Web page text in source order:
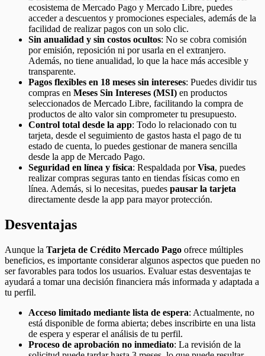
ecosistema de Mercado Pago y Mercado Libre, puedes
acceder a descuentos y promociones especiales, además de la
facilidad de realizar pagos con un solo clic.
Sin anualidad y sin costos ocultos: No se cobra comisión
por emisión, reposición ni por usarla en el extranjero.
Además, no tiene anualidad, lo que la hace más accesible y
transparente.
Pagos flexibles en 18 meses sin intereses: Puedes dividir tus
compras en Meses Sin Intereses (MSI) en productos
seleccionados de Mercado Libre, facilitando la compra de
productos de alto valor sin comprometer tu presupuesto.
Control total desde la app: Todo lo relacionado con tu
tarjeta, desde el seguimiento de gastos hasta el pago de tu
estado de cuenta, lo puedes gestionar de manera sencilla
desde la app de Mercado Pago.
Seguridad en línea y física: Respaldada porVisa, puedes
realizar compras seguras tanto en tiendas físicas como en
línea. Además, si lo necesitas, puedes pausar la tarjeta
directamente desde la app para mayor protección.
Desventajas
Aunque la Tarjeta de Crédito Mercado Pago ofrece múltiples
beneficios, es importante considerar algunos aspectos que pueden no
ser favorables para todos los usuarios. Evaluar estas desventajas te
ayudará a tomar una decisión financiera más informada y adaptada a
tu perfil.
Acceso limitado mediante lista de espera: Actualmente, no
está disponible de forma abierta; debes inscribirte en una lista
de espera y esperar el análisis de tu perfil.
Proceso de aprobación no inmediato: La revisión de la